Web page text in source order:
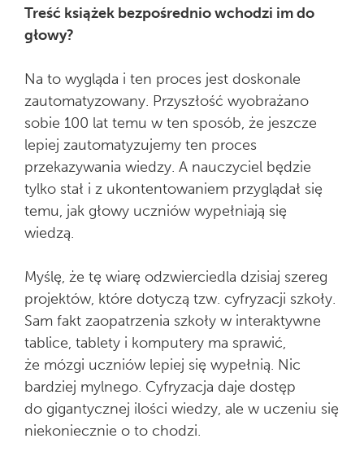
Treść książek bezpośrednio wchodzi im do
głowy?
Na to wygląda i ten proces jest doskonale
zautomatyzowany. Przyszłość wyobrażano
sobie 100 lat temu w ten sposób, że jeszcze
lepiej zautomatyzujemy ten proces
przekazywania wiedzy. A nauczyciel będzie
tylko stał i z ukontentowaniem przyglądał się
temu, jak głowy uczniów wypełniają się
wiedzą.
Myślę, że tę wiarę odzwierciedla dzisiaj szereg
projektów, które dotyczą tzw. cyfryzacji szkoły.
Sam fakt zaopatrzenia szkoły w interaktywne
tablice, tablety i komputery ma sprawić,
że mózgi uczniów lepiej się wypełnią. Nic
bardziej mylnego. Cyfryzacja daje dostęp
do gigantycznej ilości wiedzy, ale w uczeniu się
niekoniecznie o to chodzi.